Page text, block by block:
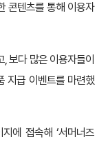
콘텐츠를 통해 이용자
보다 많은 이용자들이
지급 이벤트를 마련했
에 접속해 ‘서머너즈